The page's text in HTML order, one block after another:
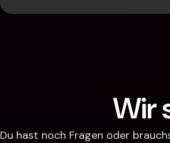
Wir
Du hast noch Fragen oder